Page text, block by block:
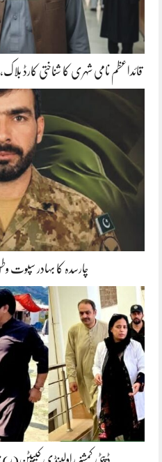
قائداعظم نامی شہری کا شناختی کارڈ
چارسدہ کا بہادر سپوت
ڈپٹی کمشنر راولپنڈی کیپٹن(ر)